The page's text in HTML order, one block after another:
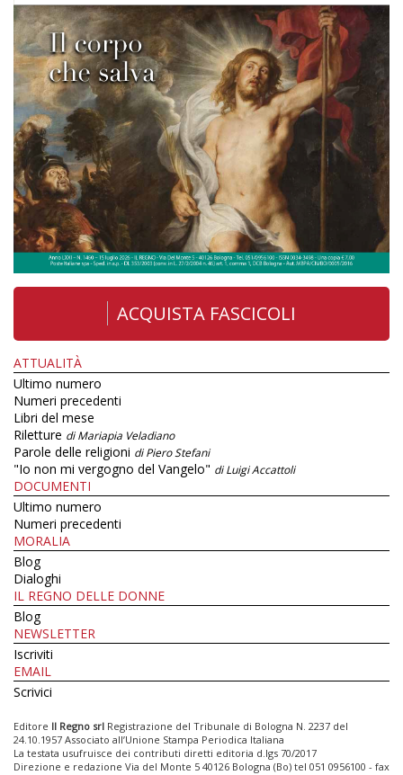
ACQUISTA FASCICOLI
ATTUALITÀ
Ultimo numero
Numeri precedenti
Libri del mese
Riletture di Mariapia Veladiano
Parole delle religioni di Piero Stefani
"Io non mi vergogno del Vangelo" di Luigi Accattoli
DOCUMENTI
Ultimo numero
Numeri precedenti
MORALIA
Blog
Dialoghi
IL REGNO DELLE DONNE
Blog
NEWSLETTER
Iscriviti
EMAIL
Scrivici
Editore Il Regno srl Registrazione del Tribunale di Bologna N. 2237 del
24.10.1957 Associato all’Unione Stampa Periodica Italiana
La testata usufruisce dei contributi diretti editoria d.lgs 70/2017
Direzione e redazione Via del Monte 5 40126 Bologna (Bo) tel 051 0956100 - fax